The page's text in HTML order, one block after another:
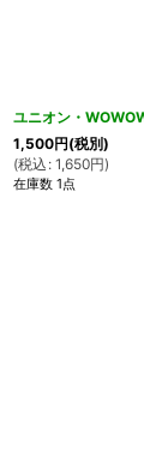
ユニオン・
1,500円(税別)
(税込 : 1,650円)
在庫数 1点